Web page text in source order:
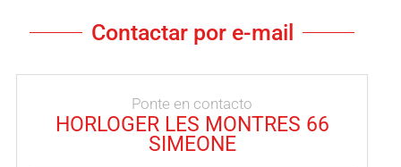
Contactar por e-mail
Ponte en contacto
HORLOGER LES MONTRES 66
SIMEONE